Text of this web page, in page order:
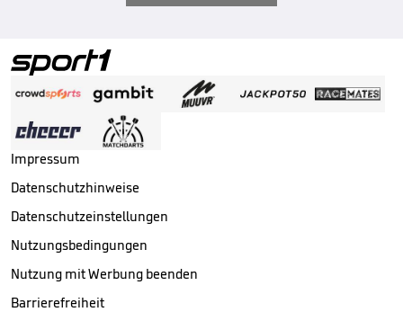
Impressum
Datenschutzhinweise
Datenschutzeinstellungen
Nutzungsbedingungen
Nutzung mit Werbung beenden
Barrierefreiheit